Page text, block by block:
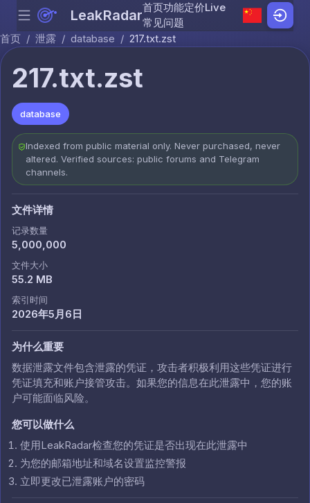
Skip to content
Menu LeakRadar首页功能定价Live
常见问题
首页 / 泄露 / database / 217.txt.zst
217.txt.zst
database
Indexed from public material only. Never purchased, never
altered. Verified sources: public forums and Telegram
channels.
文件详情
记录数量
5,000,000
文件大小
55.2 MB
索引时间
2026年5月6日
为什么重要
数据泄露文件包含泄露的凭证，攻击者积极利用这些凭证进行
凭证填充和账户接管攻击。如果您的信息在此泄露中，您的账
户可能面临风险。
您可以做什么
使用LeakRadar检查您的凭证是否出现在此泄露中
为您的邮箱地址和域名设置监控警报
立即更改已泄露账户的密码